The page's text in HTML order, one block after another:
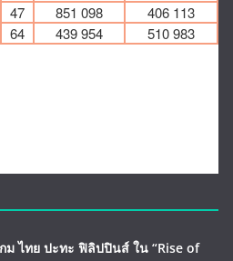
ม ไทย ปะทะ ฟิลิปปินส์ ใน “Rise of